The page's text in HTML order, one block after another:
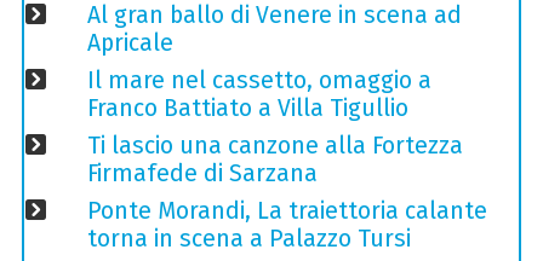
Al gran ballo di Venere in scena ad
Apricale
Il mare nel cassetto, omaggio a
Franco Battiato a Villa Tigullio
Ti lascio una canzone alla Fortezza
Firmafede di Sarzana
Ponte Morandi, La traiettoria calante
torna in scena a Palazzo Tursi